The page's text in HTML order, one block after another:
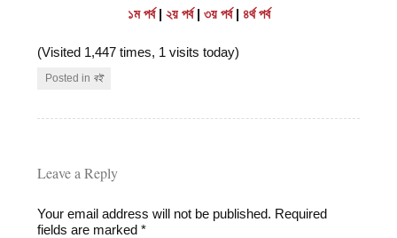
১ম পর্ব| ২য় পর্ব| ৩য় পর্ব| ৪র্থ পর্ব
(Visited 1,447 times, 1 visits today)
Posted in বই
Leave a Reply
Your email address will not be published. Required
fields are marked*